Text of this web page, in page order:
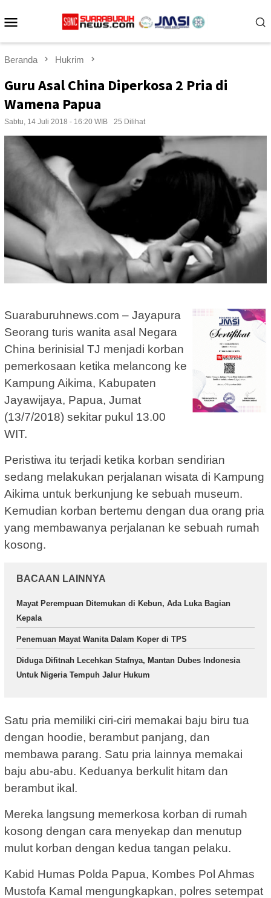
ke
Beranda Hukrim
Guru Asal China Diperkosa 2 Pria di
Wamena Papua
Sabtu, 14 Juli 2018 - 16:20 WIB 25 Dilihat
Suaraburuhnews.com – Jayapura
Seorang turis wanita asal Negara
China berinisial TJ menjadi korban
pemerkosaan ketika melancong ke
Kampung Aikima, Kabupaten
Jayawijaya, Papua, Jumat
(13/7/2018) sekitar pukul 13.00
WIT.
Peristiwa itu terjadi ketika korban sendirian
sedang melakukan perjalanan wisata di Kampung
Aikima untuk berkunjung ke sebuah museum.
Kemudian korban bertemu dengan dua orang pria
yang membawanya perjalanan ke sebuah rumah
kosong.
BACAAN LAINNYA
Mayat Perempuan Ditemukan di Kebun, Ada Luka Bagian
Kepala
Penemuan Mayat Wanita Dalam Koper di TPS
Diduga Difitnah Lecehkan Stafnya, Mantan Dubes Indonesia
Untuk Nigeria Tempuh Jalur Hukum
Satu pria memiliki ciri-ciri memakai baju biru tua
dengan hoodie, berambut panjang, dan
membawa parang. Satu pria lainnya memakai
baju abu-abu. Keduanya berkulit hitam dan
berambut ikal.
Mereka langsung memerkosa korban di rumah
kosong dengan cara menyekap dan menutup
mulut korban dengan kedua tangan pelaku.
Kabid Humas Polda Papua, Kombes Pol Ahmas
Mustofa Kamal mengungkapkan, polres setempat